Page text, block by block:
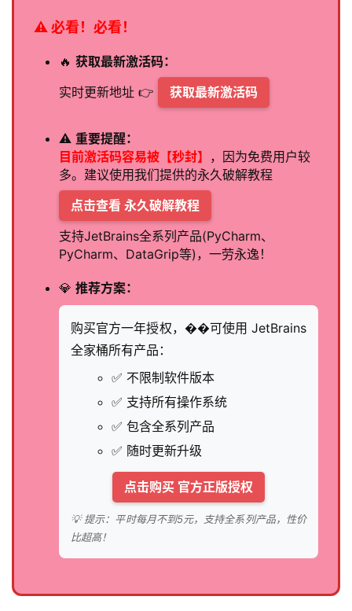
⚠️ 必看！必看！
🔥 获取最新激活码：
实时更新地址 👉
获取最新激活码
⚠️ 重要提醒：
目前激活码容易被【秒封】 ，因为免费用户较
多。建议使用我们提供的永久破解教程
点击查看 永久破解教程
支持JetBrains全系列产品(PyCharm、
PyCharm、DataGrip等)，一劳永逸！
💎 推荐方案：
购买官方一年授权，��可使用 JetBrains
全家桶所有产品：
✅ 不限制软件版本
✅ 支持所有操作系统
✅ 包含全系列产品
✅ 随时更新升级
点击购买 官方正版授权
💡 提示：平时每月不到5元，支持全系列产品，性价
比超高！